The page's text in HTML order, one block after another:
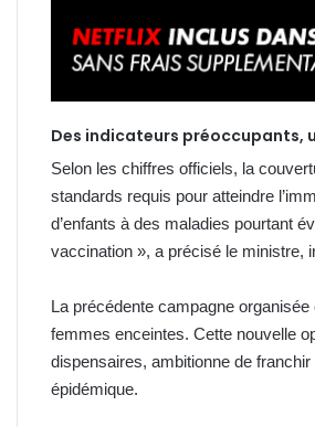
Des indicateurs préoccupants,
Selon les chiffres officiels, la
standards requis pour atteindre
d’enfants à des maladies pourtant
vaccination », a précisé le ministre,
La précédente campagne
femmes enceintes. Cette nouvelle
dispensaires, ambitionne de
épidémique.